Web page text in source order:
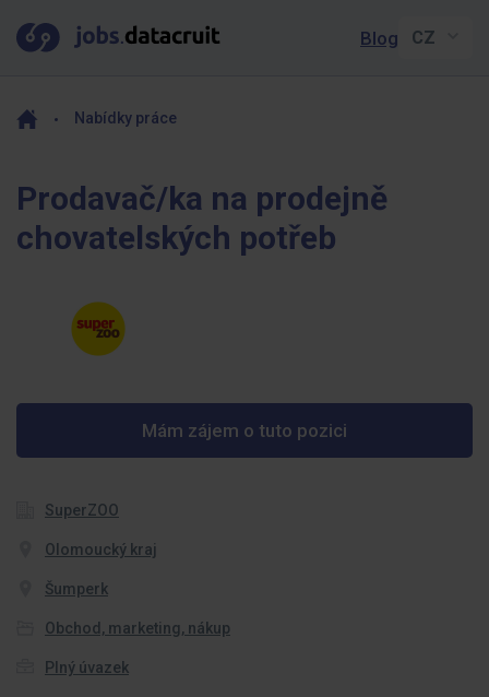
Blog
Nabídky práce
Prodavač/ka na prodejně
chovatelských potřeb
Mám zájem o tuto pozici
SuperZOO
Olomoucký kraj
Šumperk
Obchod, marketing, nákup
Plný úvazek